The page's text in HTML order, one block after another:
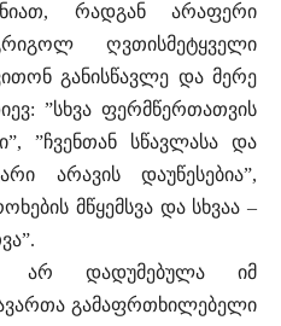
რადგან არაფერი
ღვთისმეტყველი
განისწავლე და მერე
”სხვა ფერმწერთათვის
”ჩვენთან სწავლასა და
არავის დაუწესებია”,
მწყემსვა და სხვაა –
არ დადუმებულა იმ
გამაფრთხილებელი